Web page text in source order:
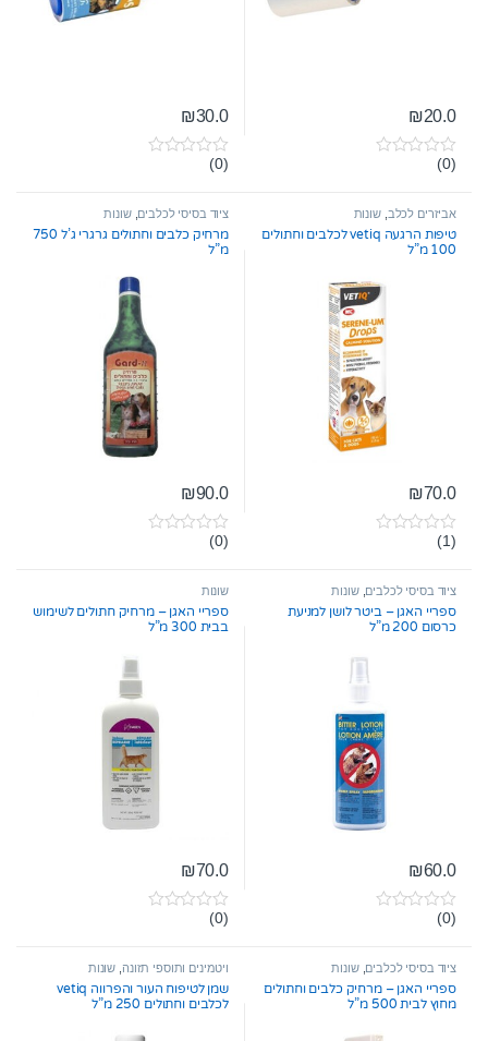
₪20.0
0
t
o
f
5
(0)
₪30.0
0
t
o
f
5
(0)
אביזרים לכלב ,שונות
טיפות הרגעה vetiq לכלבים וחתולים
100 מ”ל
₪70.0
0
t
o
f
5
(1)
ציוד בסיסי לכלבים ,שונות
מרחיק כלבים וחתולים גרגרי ג’ל 750
מ”ל
₪90.0
0
t
o
f
5
(0)
ציוד בסיסי לכלבים ,שונות
ספריי האגן – ביטר לושן למניעת
כרסום 200 מ”ל
₪60.0
0
t
f
5
(0)
שונות
ספריי האגן – מרחיק חתולים לשימוש
בבית 300 מ”ל
₪70.0
0
t
f
5
(0)
ציוד בסיסי לכלבים ,שונות
ספריי האגן – מרחיק כלבים וחתולים
מחוץ לבית 500 מ”ל
ויטמינים ותוספי תזונה שונות
שמן לטיפוח העור והפרווה vetiq
לכלבים וחתולים 250 מ”ל